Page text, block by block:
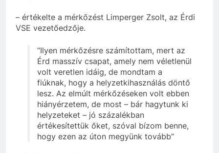
– értékelte a mérkőzést Limperger Zsolt, az Érdi
VSE vezetőedzője.
“Ilyen mérkőzésre számítottam, mert az
Érd masszív csapat, amely nem véletlenül
volt veretlen idáig, de mondtam a
fiúknak, hogy a helyzetkihasználás döntő
lesz. Az elmúlt mérkőzéseken volt ebben
hiányérzetem, de most – bár hagytunk ki
helyzeteket – jó százalékban
értékesítettük őket, szóval bízom benne,
hogy ezen az úton megyünk tovább”